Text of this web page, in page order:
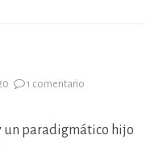
1 comentario
un paradigmático hijo